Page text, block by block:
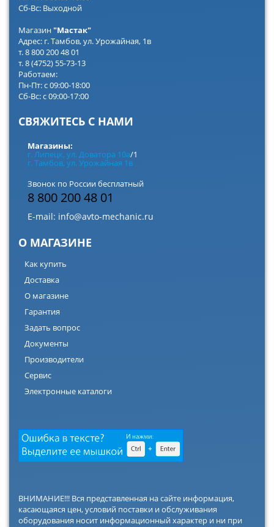
Сб-Вс: Выходной
Магазин"Мастак"
Адрес: г. Тамбов, ул. Урожайная, 1в
т. 8 800 200 48 01
т. 8 (4752) 55-73-13
Работаем:
Пн-Пт: с 09:00-18:00
Сб-Вс: с 09:00-17:00
СВЯЖИТЕСЬ С НАМИ
Магазины:
г. Липецк, ул. Доватора 10а/1
г. Тамбов, ул. Урожайная 1в
Звонок по России бесплатный
8 800 200 48 01
E-mail: info@avto-mechanic.ru
О МАГАЗИНЕ
Как купить
Доставка
О магазине
Гарантия
Задать вопрос
Документы
Производители
Сервис
Электронные каталоги
ВНИМАНИЕ!!! Вся представленная на сайте информация,
касающаяся цен, условий поставки и обслуживания
оборудования носит информационный характер и ни при